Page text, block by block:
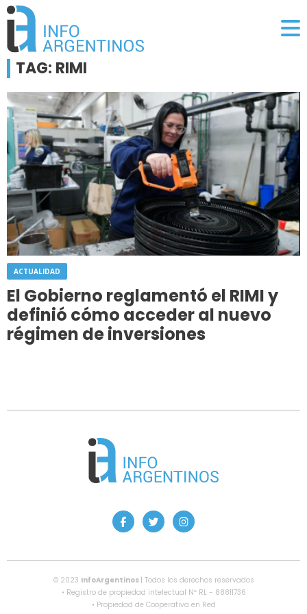
TAG: RIMI
ACTUALIDAD
El Gobierno reglamentó el RIMI y
definió cómo acceder al nuevo
régimen de inversiones
© 2023 InfoArgentinos | Todos los derechos reservados
• Registro de propiedad intelectual Nº RL - 88811736
• Propiedad de Cooperativa en Red